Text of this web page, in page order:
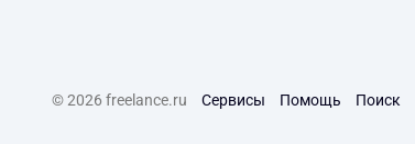
© 2026 freelance.ru Сервисы Помощь Поиск